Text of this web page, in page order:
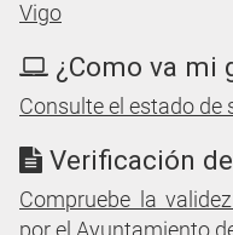
Vigo
¿Como va mi
Consulte el estado de
Verificación
Compruebe la